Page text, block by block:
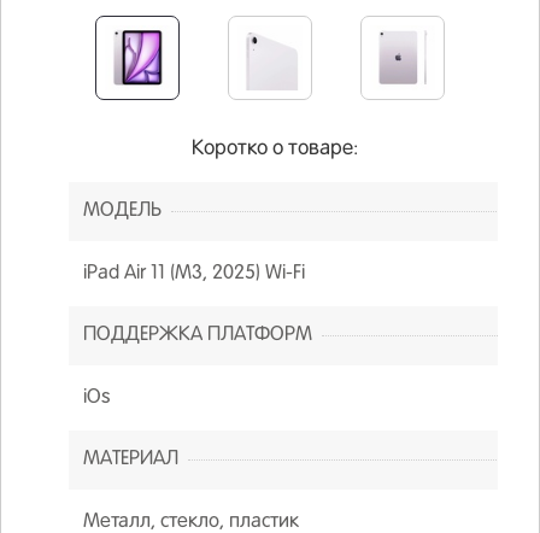
Коротко о товаре:
МОДЕЛЬ
iPad Air 11 (M3, 2025) Wi-Fi
ПОДДЕРЖКА ПЛАТФОРМ
iOs
МАТЕРИАЛ
Металл, стекло, пластик